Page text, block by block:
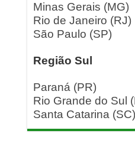
Minas Gerais (MG)
Rio de Janeiro (RJ)
São Paulo (SP)
Região Sul
Paraná (PR)
Rio Grande do Sul
Santa Catarina (SC)